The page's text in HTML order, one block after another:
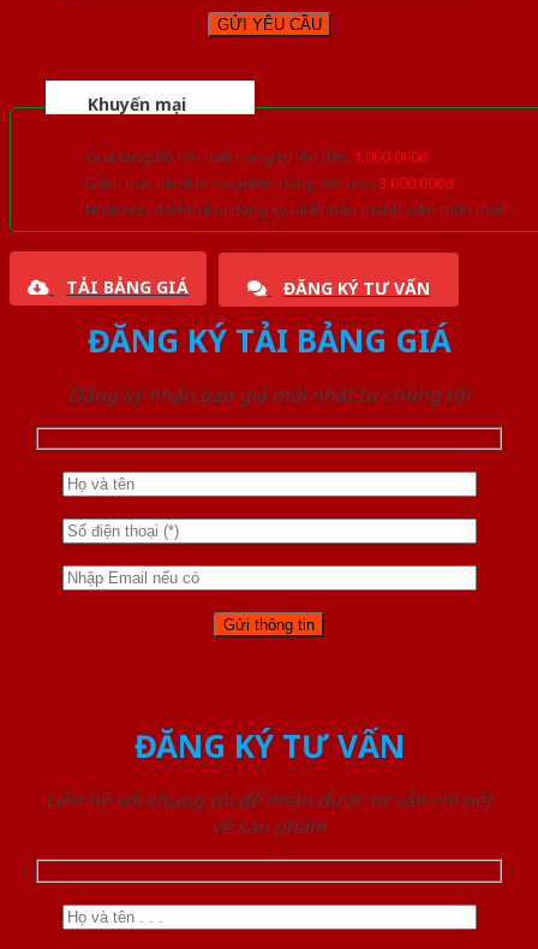
Khuyến mại
Quà tặng đồ nội thất trang trí lên đến 1.000.000đ
Giảm trực tiếp khi mua đơn hàng lớn hơn 3.000.000đ
Nhiều ưu đãi lớn khi đăng ký tài khoản thành viên thân thiết
TẢI BẢNG GIÁ ĐĂNG KÝ TƯ VẤN
ĐĂNG KÝ TẢI BẢNG GIÁ
Đăng ký nhận báo giá mới nhất từ chúng tôi
ĐĂNG KÝ TƯ VẤN
Liên hệ với chúng tôi để nhận được tư vấn chi tiết
về sản phẩm